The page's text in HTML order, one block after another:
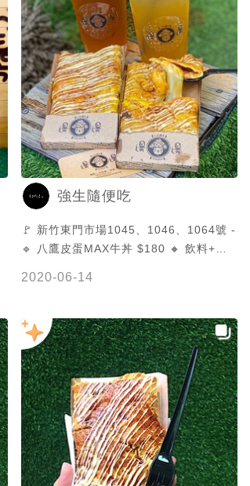
覺☺ #就絲愛起司花賊燒 💰60 #歐爸泡菜
花賊燒 💰60 🏠臺北市大安區忠孝東路四
段181巷20號 🚶忠孝敦化站1號出口 ⏰平
日12:00-21:00 假日13:00-21:00 （店
休週一） ⭐滿5分 CP值4.4/5 再訪4.3/5
環境4/5 服務4/5 #輝勾吃臺北 #台北美食
#台北 #台北必吃 #邊邊 #花賊燒
#ikayaki #food #花枝 #經典原味花賊燒
#Taipei #yummy #delicious #邊邊
ikayaki #銅板美食 #平價美食 #台灣小吃
#foods #taiwanesefood #igfood
美食日記 #美食分享 #美食攝影 #小吃
#foodie
強生隨便吃
🚩 新竹東門市場1045、1046、1064號 -
🔹 八鷹皮蛋MAX牛丼 $180 🔸 飲料+風
東煮，我個人覺得蠻可以的，他們超多店
面的，總共有3區作為，夠你坐下來休息
了啦！ - 皮蛋MAX牛丼我意外覺得好吃
欸，因為我平常都不太常吃皮蛋，但他們
竟然可以把皮蛋和丼飯做結合，做出美味
的餐點。 - 龍蝦你看，好吸引人喔～湯頭
部分很鮮甜，再來就是關冬煮（炸）的部
分，關冬煮拿去炸，外皮多了一層炸衣，
內部被鎖住水份，個人推薦炸香菇。小菜
2020-06-14